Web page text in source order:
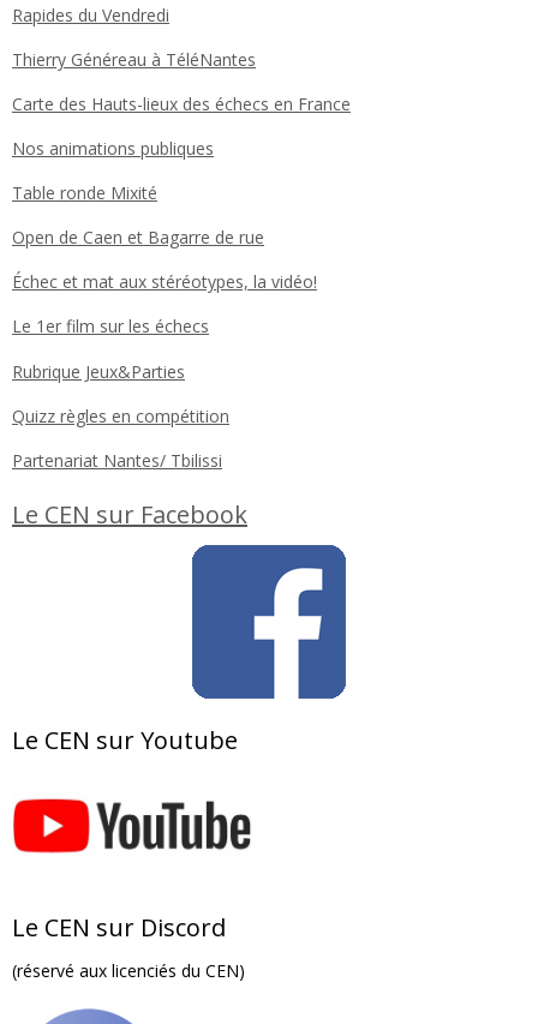
Rapides du Vendredi
Thierry Généreau à TéléNantes
Carte des Hauts-lieux des échecs en France
Nos animations publiques
Table ronde Mixité
Open de Caen et Bagarre de rue
Échec et mat aux stéréotypes, la vidéo!
Le 1er film sur les échecs
Rubrique Jeux&Parties
Quizz règles en compétition
Partenariat Nantes/ Tbilissi
Le CEN sur Facebook
Le CEN sur Youtube
Le CEN sur Discord
(réservé aux licenciés du CEN)